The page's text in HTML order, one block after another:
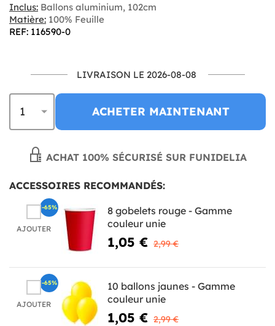
Inclus: Ballons aluminium, 102cm
Matière: 100% Feuille
REF: 116590-0
LIVRAISON LE 2026-08-08
ACHETER MAINTENANT
ACHAT 100% SÉCURISÉ SUR FUNIDELIA
ACCESSOIRES RECOMMANDÉS:
AJOUTER
8 gobelets rouge - Gamme
couleur unie
1,05 € 2,99 €
-65%
AJOUTER
10 ballons jaunes - Gamme
couleur unie
1,05 € 2,99 €
-65%